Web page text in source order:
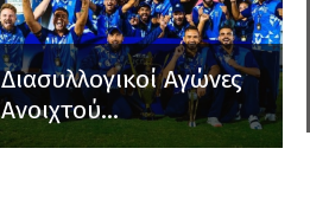
Διασυλλογικοί Αγώνες
Ανοιχτού...